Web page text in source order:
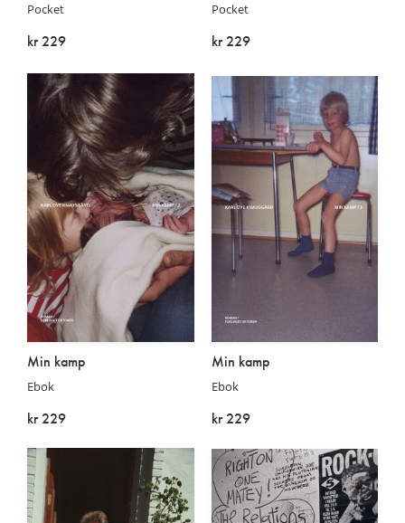
Pocket
kr 229
Pocket
kr 229
Min kamp
Ebok
kr 229
Min kamp
Ebok
kr 229